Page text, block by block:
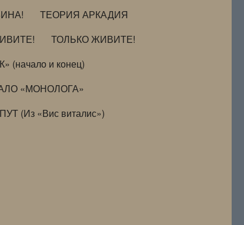
ТЕОРИЯ АРКАДИЯ
ТОЛЬКО ЖИВИТЕ!
(начало и конец)
«МОНОЛОГА»
(Из «Вис виталис»)